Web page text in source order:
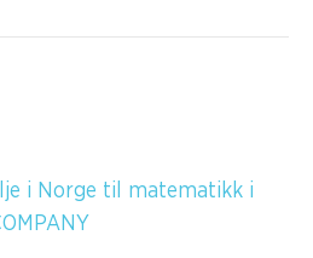
i Norge til matematikk i